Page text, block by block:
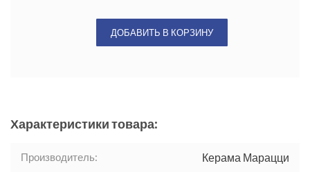
ДОБАВИТЬ В КОРЗИНУ
Характеристики товара:
Производитель: Керама Марацци